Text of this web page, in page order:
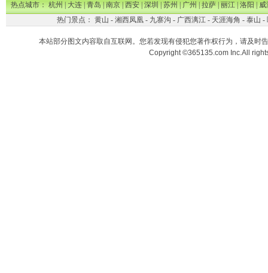
热点城市：杭州|大连|青岛|南京|西安|深圳|苏州|广州|拉萨|丽江|洛阳|威
热门景点： 黄山 - 湘西凤凰- 九寨沟 - 广西漓江- 天涯海角 - 泰山 -
本站部分图文内容取自互联网。您若发现有侵犯您著作权行为，请及时
Copyright ©365135.com Inc.All